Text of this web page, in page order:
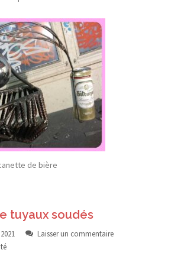
de bière
tuyaux soudés
Laisser un commentaire